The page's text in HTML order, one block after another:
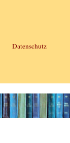
Datenschutz